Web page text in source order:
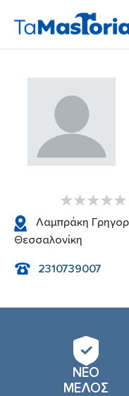
Λαμπράκη
Θεσσαλονίκη
2310739007
ΝΕΟ
ΜΕΛΟΣ